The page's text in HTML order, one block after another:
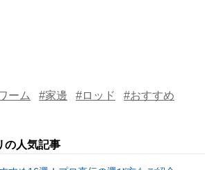
ーム #家邊 #ロッド #おすすめ
の人気記事